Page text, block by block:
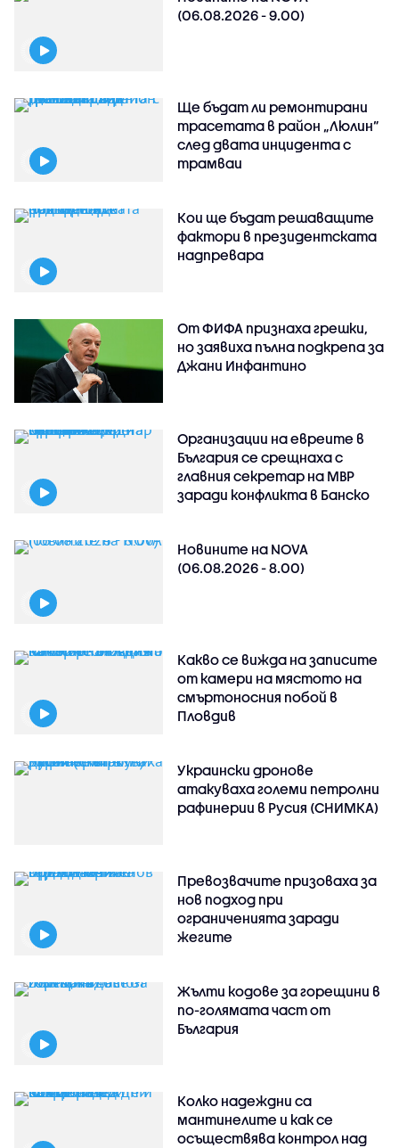
(06.08.2026 - 9.00)
Ще бъдат ли ремонтирани
трасетата в район „Люлин”
след двата инцидента с
трамваи
Кои ще бъдат решаващите
фактори в президентската
надпревара
От ФИФА признаха грешки,
но заявиха пълна подкрепа за
Джани Инфантино
Организации на евреите в
България се срещнаха с
главния секретар на МВР
заради конфликта в Банско
Новините на NOVA
(06.08.2026 - 8.00)
Какво се вижда на записите
от камери на мястото на
смъртоносния побой в
Пловдив
Украински дронове
атакуваха големи петролни
рафинерии в Русия (СНИМКА)
Превозвачите призоваха за
нов подход при
ограниченията заради
жегите
Жълти кодове за горещини в
по-голямата част от
България
Колко надеждни са
мантинелите и как се
осъществява контрол над